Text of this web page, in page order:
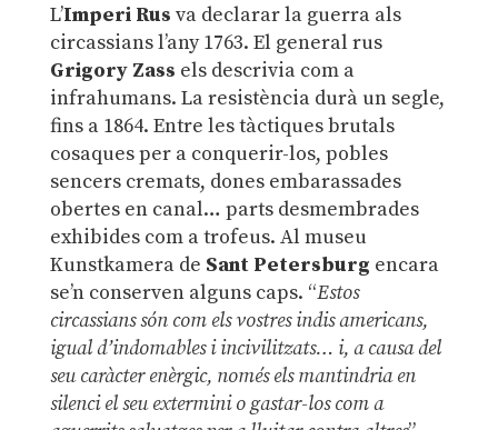
L’Imperi Rus va declarar la guerra als
circassians l’any 1763. El general rus
Grigory Zass els descrivia com a
infrahumans. La resistència durà un segle,
fins a 1864. Entre les tàctiques brutals
cosaques per a conquerir-los, pobles
sencers cremats, dones embarassades
obertes en canal… parts desmembrades
exhibides com a trofeus. Al museu
Kunstkamera de Sant Petersburg encara
se’n conserven alguns caps. “Estos
circassians són com els vostres indis americans,
igual d’indomables i incivilitzats… i, a causa del
seu caràcter enèrgic, només els mantindria en
silenci el seu extermini o gastar-los com a